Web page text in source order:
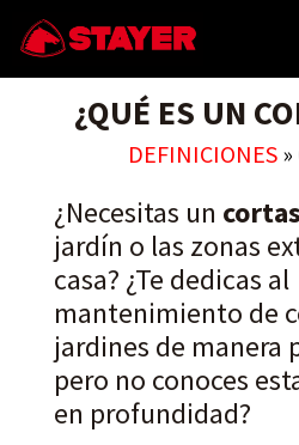
¿QUÉ ES UN
DEFINICIONES »
¿Necesitas un
jardín o las zonas
casa? ¿Te dedicas al
mantenimiento de
jardines de manera
pero no conoces
en profundidad?